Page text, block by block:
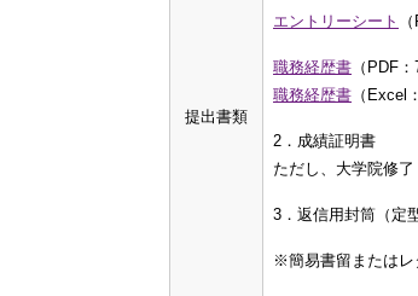
提出書類
エントリーシート
職務経歴書 （PDF：
職務経歴書 （Excel
2．成績証明書
ただし、大学院修
3．返信用封筒（定
※簡易書留またはレ